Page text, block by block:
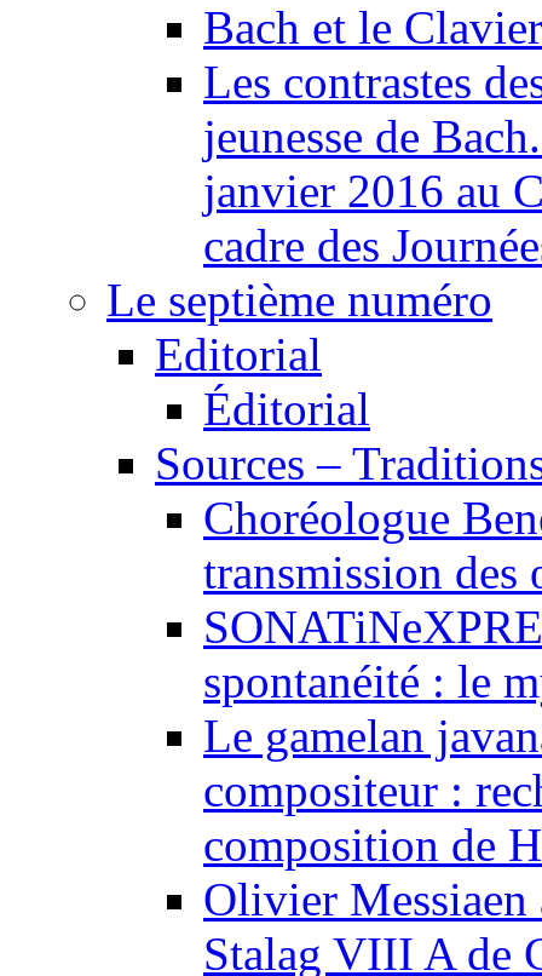
Bach et le
Les contrastes
jeunesse de
janvier 2016 au
cadre des
Le septième numéro
Editorial
Éditorial
Sources –
Choréologue
transmission des
spontanéité : le
Le gamelan
compositeur :
composition de
Olivier Messiaen
Stalag VIII A de